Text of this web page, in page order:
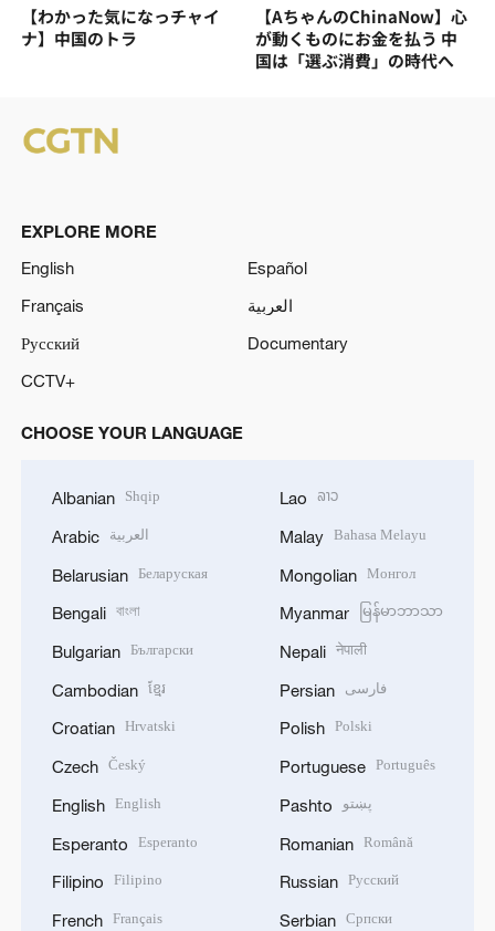
【わかった気になっチャイ
ナ】中国のトラ
【AちゃんのChinaNow】心
が動くものにお金を払う 中
国は「選ぶ消費」の時代へ
EXPLORE MORE
English
Español
Français
العربية
Русский
Documentary
CCTV+
CHOOSE YOUR LANGUAGE
Albanian Shqip
Arabic العربية
Belarusian Беларуская
Bengali বাংলা
Bulgarian Български
Cambodian ខ្មែរ
Croatian Hrvatski
Czech Český
English English
Esperanto Esperanto
Filipino Filipino
French Français
Lao ລາວ
Malay Bahasa Melayu
Mongolian Монгол
Myanmar မြန်မာဘာသာ
Nepali नेपाली
Persian فارسی
Polish Polski
Portuguese Português
Pashto پښتو
Romanian Română
Russian Русский
Serbian Српски